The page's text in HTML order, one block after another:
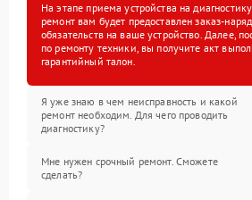
На этапе приема устройства на
ремонт вам будет предоставлен заказ-
обязательств на ваше устройство. Далее,
по ремонту техники, вы получите акт
гарантийный талон.
Я уже знаю в чем неисправность и какой
ремонт необходим. Для чего проводить
диагностику?
Мне нужен срочный ремонт. Сможете
сделать?